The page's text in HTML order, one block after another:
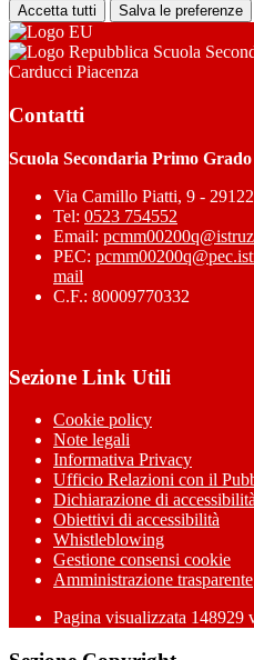
Accetta tutti Salva le preferenze
Scuola
Carducci Piacenza
Contatti
Scuola Secondaria Primo
Via Camillo Piatti, 9 -
Tel: 0523 754552
Email:
PEC:
mail
C.F.: 80009770332
Sezione Link Utili
Cookie policy
Note legali
Informativa Privacy
Ufficio Relazioni con il
Dichiarazione di accessibilità
Obiettivi di accessibilità
Whistleblowing
Gestione consensi cookie
Amministrazione trasparente
Pagina visualizzata 148929